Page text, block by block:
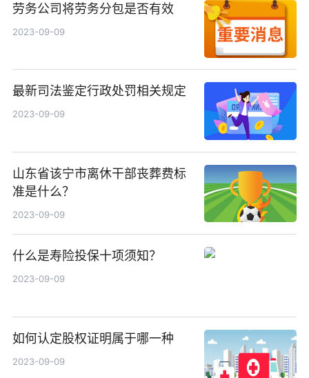
劳务公司将劳务分包是否有效
2023-09-09
最新司法鉴定行政处罚相关规定
2023-09-09
山东省该宁市离休干部丧葬费标
准是什么？
2023-09-09
什么是寿险投保十项须知？
2023-09-09
如何认定股权证明属于哪一种
2023-09-09